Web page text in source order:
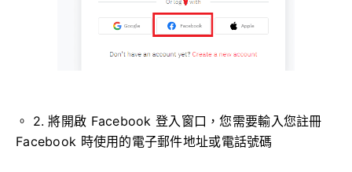
。 2. 將開啟 Facebook 登入窗口，您需要輸入您註冊
Facebook 時使用的電子郵件地址或電話號碼